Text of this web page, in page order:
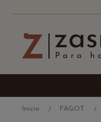
Inicio FAGOT